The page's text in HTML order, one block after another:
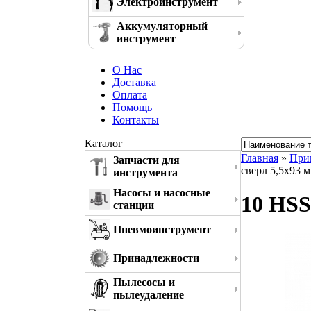
Аккумуляторный
инструмент
О Нас
Доставка
Оплата
Помощь
Контакты
Каталог
Запчасти для
инструмента
Насосы и насосные
станции
Пневмоинструмент
Принадлежности
Пылесосы и
пылеудаление
Главная »
сверл 5,5x93
10